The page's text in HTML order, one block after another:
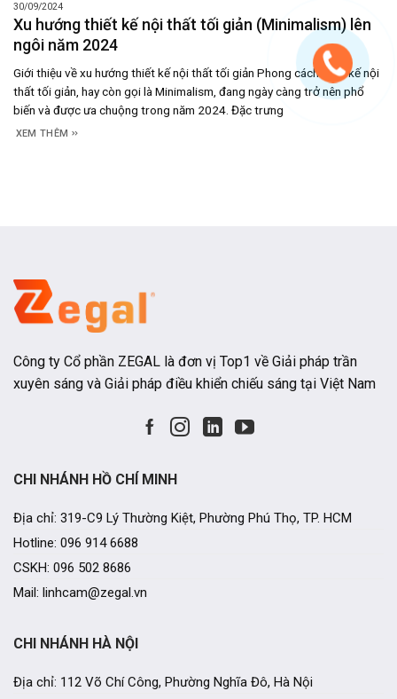
30/09/2024
Xu hướng thiết kế nội thất tối giản (Minimalism) lên
ngôi năm 2024
Giới thiệu về xu hướng thiết kế nội thất tối giản Phong cách thiết kế nội
thất tối giản, hay còn gọi là Minimalism, đang ngày càng trở nên phổ
biến và được ưa chuộng trong năm 2024. Đặc trưng
XEM THÊM
Công ty Cổ phần ZEGAL là đơn vị Top1 về Giải pháp trần
xuyên sáng và Giải pháp điều khiển chiếu sáng tại Việt Nam
CHI NHÁNH HÀ NỘI
Địa chỉ: 112 Võ Chí Công, Phường Nghĩa Đô, Hà Nội
CHI NHÁNH HỒ CHÍ MINH
Địa chỉ: 319-C9 Lý Thường Kiệt, Phường Phú Thọ, TP. HCM
Hotline: 096 914 6688
CSKH: 096 502 8686
Mail: linhcam@zegal.vn